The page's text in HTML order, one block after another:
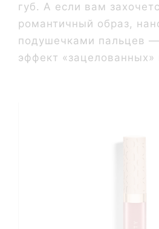
губ. А если вам
романтичный образ,
подушечками пальцев —
эффект «зацелованных»‎